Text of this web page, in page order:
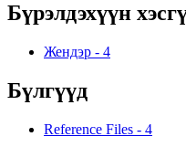
Бүрэлдэхүүн
Жендэр - 4
Бүлгүүд
Reference Files - 4